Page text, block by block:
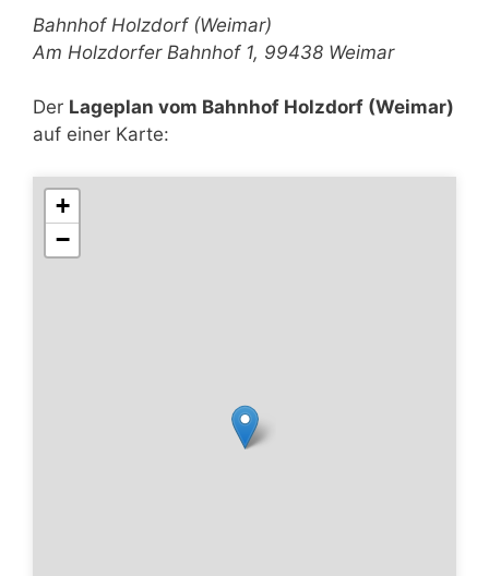
Bahnhof Holzdorf (Weimar)
Am Holzdorfer Bahnhof 1, 99438 Weimar
Der Lageplan vom Bahnhof Holzdorf (Weimar)
auf einer Karte:
+
−